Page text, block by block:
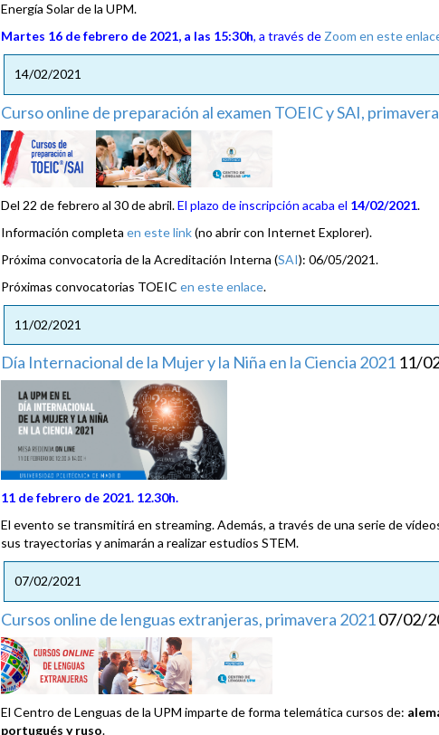
Energía Solar de la UPM.
Martes 16 de febrero de 2021, a las 15:30h, a través de Zoom en este
14/02/2021
Curso online de preparación al examen TOEIC y SAI,
Del 22 de febrero al 30 de abril.El plazo de inscripción acaba el 14/02/2021.
Información completa en este link(no abrir con Internet Explorer).
Próxima convocatoria de la Acreditación Interna (SAI): 06/05/2021.
Próximas convocatorias TOEIC en este enlace.
11/02/2021
Día Internacional de la Mujer y la Niña en la Ciencia 2021 11/
11 de febrero de 2021. 12.30h.
El evento se transmitirá en streaming. Además, a través de una serie de
sus trayectorias y animarán a realizar estudios STEM.
07/02/2021
Cursos online de lenguas extranjeras, primavera 202107/02/
El Centro de Lenguas de la UPM imparte de forma telemática cursos de:
portugués y ruso.